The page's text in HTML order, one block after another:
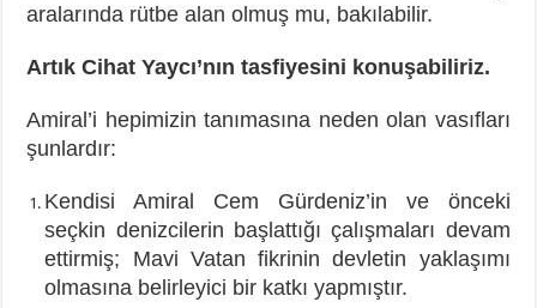
aralarında rütbe alan olmuş mu, bakılabilir.
Artık Cihat Yaycı’nın tasfiyesini konuşabiliriz.
Amiral’i hepimizin tanımasına neden olan vasıfları
şunlardır:
Kendisi Amiral Cem Gürdeniz’in ve önceki
seçkin denizcilerin başlattığı çalışmaları devam
ettirmiş; Mavi Vatan fikrinin devletin yaklaşımı
olmasına belirleyici bir katkı yapmıştır.